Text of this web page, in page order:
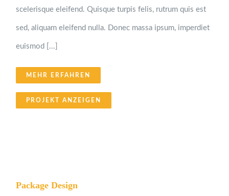
scelerisque eleifend. Quisque turpis felis, rutrum quis est
sed, aliquam eleifend nulla. Donec massa ipsum, imperdiet
euismod [...]
MEHR ERFAHREN
PROJEKT ANZEIGEN
Package Design